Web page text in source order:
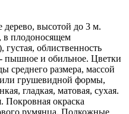
дерево, высотой до 3 м.
в плодоносящем
густая, облиственность
пышное и обильное. Цветки
среднего размера, массой
грушевидной формы,
гладкая, матовая, сухая.
Покровная окраска
румянца. Подкожные